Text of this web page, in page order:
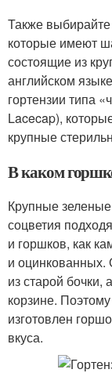
Также
которые имеют
состоящие из
английском
гортензии типа
Lacecap),
крупные
В каком
Крупные
соцветия
и горшков, как
и оцинкованных.
из старой
корзине.
изготовлен
вкуса.